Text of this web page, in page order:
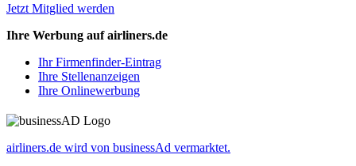
Jetzt Mitglied werden
Ihre Werbung auf airliners.de
Ihr Firmenfinder-Eintrag
Ihre Stellenanzeigen
Ihre Onlinewerbung
airliners.de wird von businessAd vermarktet.